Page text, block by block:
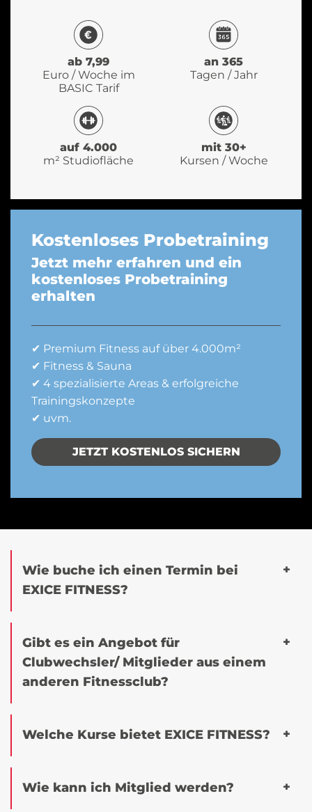
ab 7,99
Euro / Woche im
BASIC Tarif
an 365
Tagen / Jahr
auf 4.000
m² Studiofläche
mit 30+
Kursen / Woche
Kostenloses Probetraining
Jetzt mehr erfahren und ein
kostenloses Probetraining
erhalten
✔ Premium Fitness auf über 4.000m²
✔ Fitness & Sauna
✔ 4 spezialisierte Areas & erfolgreiche
Trainingskonzepte
✔ uvm.
JETZT KOSTENLOS SICHERN
Wie buche ich einen Termin bei
EXICE FITNESS?
Gibt es ein Angebot für
Clubwechsler/ Mitglieder aus einem
anderen Fitnessclub?
Welche Kurse bietet EXICE FITNESS?
Wie kann ich Mitglied werden?